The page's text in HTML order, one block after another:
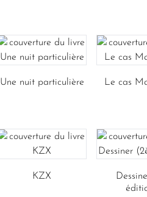
Une nuit particulière Le cas
KZX